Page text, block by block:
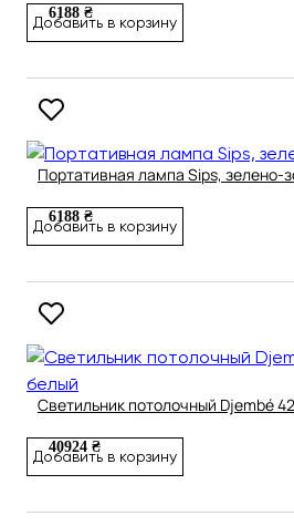
6188 ₴
Добавить в корзину
Портативная лампа Sips, зелено-
6188 ₴
Добавить в корзину
Светильник потолочный Djembé
40924 ₴
Добавить в корзину